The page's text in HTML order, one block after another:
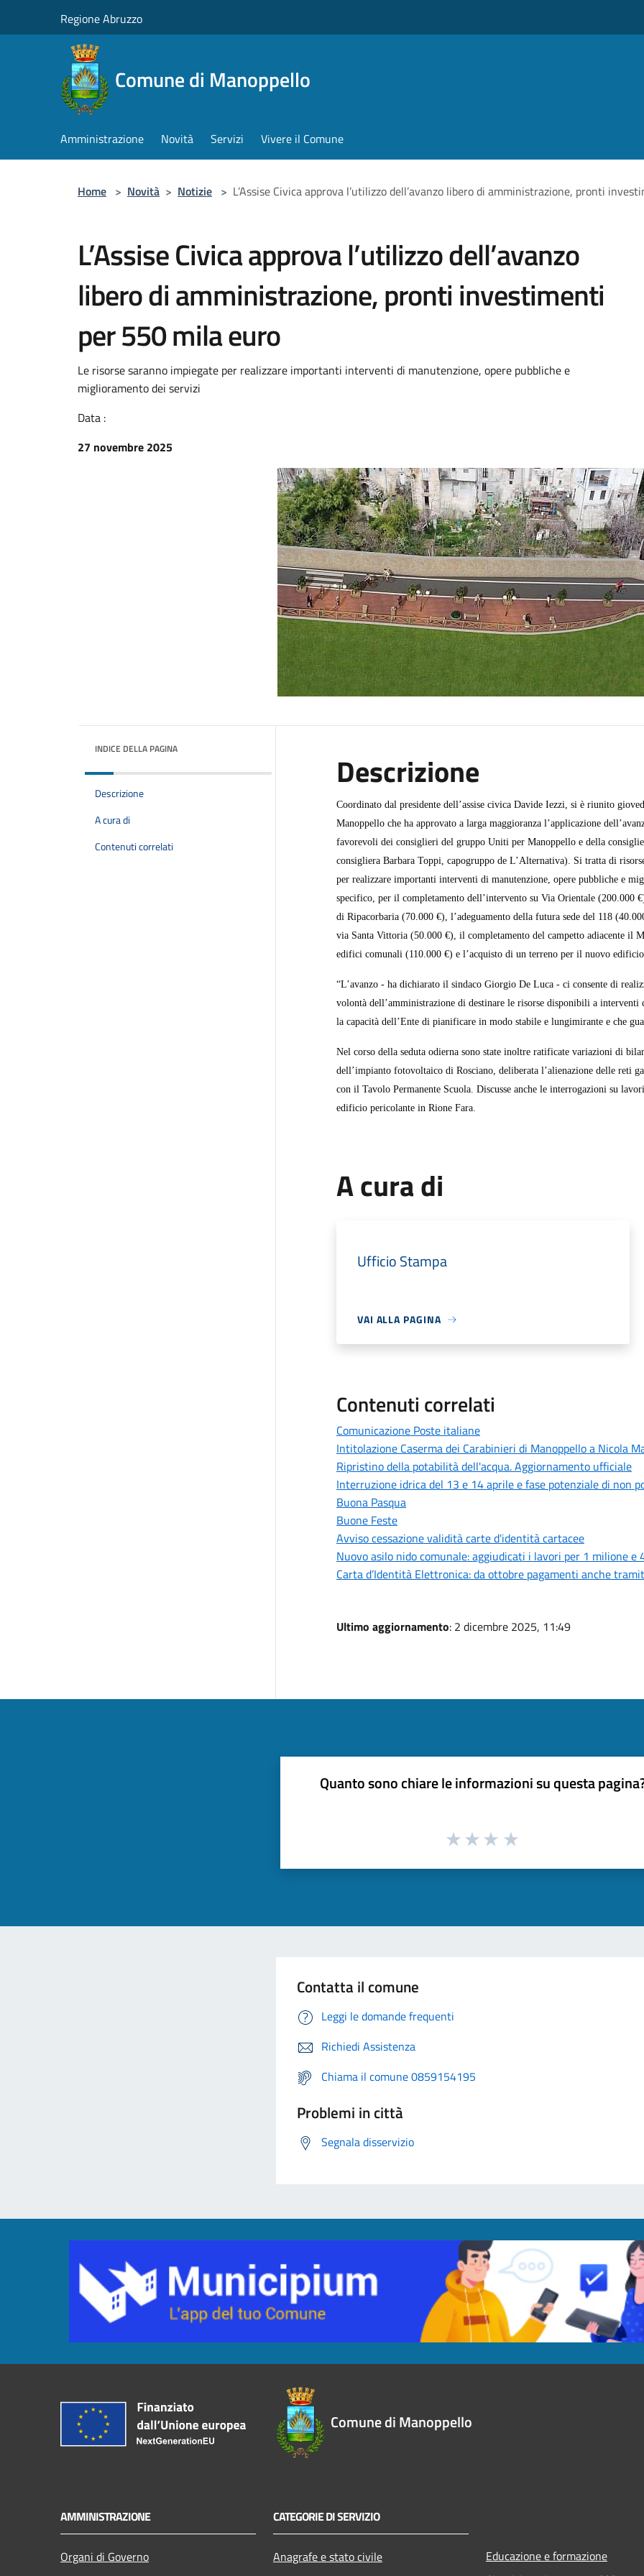
Regione Abruzzo
Comune di Manoppello
Amministrazione Novità Servizi Vivere il Comune
Home > Novità > Notizie > L’Assise Civica approva l’utilizzo dell’avanzo libero di amministrazione, pronti
L’Assise Civica approva l’utilizzo dell’avanzo
libero di amministrazione, pronti investimenti
per 550 mila euro
Le risorse saranno impiegate per realizzare importanti interventi di manutenzione, opere pubbliche e
miglioramento dei servizi
Data :
27 novembre 2025
INDICE DELLA PAGINA
Descrizione
A cura di
Contenuti correlati
Descrizione
Coordinato dal presidente dell’assise civica Davide Iezzi, si è riunito
Manoppello che ha approvato a larga maggioranza l’applicazione
favorevoli dei consiglieri del gruppo Uniti per Manoppello e della
consigliera Barbara Toppi, capogruppo de L’Alternativa). Si tratta di
per realizzare importanti interventi di manutenzione, opere pubbliche e
specifico, per il completamento dell’intervento su Via Orientale (200.000
di Ripacorbaria (70.000 €), l’adeguamento della futura sede del 118
via Santa Vittoria (50.000 €), il completamento del campetto adiacente il
edifici comunali (110.000 €) e l’acquisto di un terreno per il nuovo
“L’avanzo - ha dichiarato il sindaco Giorgio De Luca - ci consente di
volontà dell’amministrazione di destinare le risorse disponibili a
la capacità dell’Ente di pianificare in modo stabile e lungimirante e che
Nel corso della seduta odierna sono state inoltre ratificate variazioni di
dell’impianto fotovoltaico di Rosciano, deliberata l’alienazione delle reti
con il Tavolo Permanente Scuola. Discusse anche le interrogazioni su
edificio pericolante in Rione Fara.
A cura di
Ufficio Stampa
VAI ALLA PAGINA
Contenuti correlati
Comunicazione Poste italiane
Intitolazione Caserma dei Carabinieri di Manoppello a Nicola
Ripristino della potabilità dell'acqua. Aggiornamento ufficiale
Interruzione idrica del 13 e 14 aprile e fase potenziale di non
Buona Pasqua
Buone Feste
Avviso cessazione validità carte d'identità cartacee
Nuovo asilo nido comunale: aggiudicati i lavori per 1 milione
Carta d’Identità Elettronica: da ottobre pagamenti anche
Ultimo aggiornamento: 2 dicembre 2025, 11:49
Quanto sono chiare le informazioni su questa
Contatta il comune
Leggi le domande frequenti
Richiedi Assistenza
Chiama il comune 0859154195
Problemi in città
Segnala disservizio
Comune di Manoppello
AMMINISTRAZIONE
Organi di Governo
CATEGORIE DI SERVIZIO
Anagrafe e stato civile
Educazione e formazione